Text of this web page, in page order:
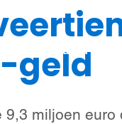
& verhalen
geld
miljoen